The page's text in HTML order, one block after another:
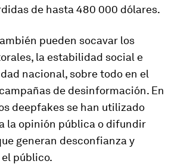
de hasta 480 000 dólares.
pueden socavar los
la estabilidad social e
nacional, sobre todo en el
de desinformación. En
deepfakes se han utilizado
la opinión pública o difundir
generan desconfianza y
público.